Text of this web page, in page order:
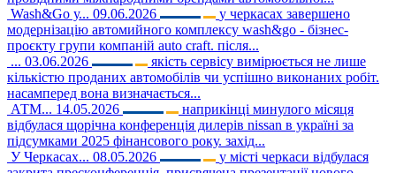
Wash&Go у... 09.06.2026
у черкасах завершено
модернізацію автомийного комплексу wash&go - бізнес-
проєкту групи компаній auto craft. після...
... 03.06.2026
якість сервісу вимірюється не лише
кількістю проданих автомобілів чи успішно виконаних робіт.
насамперед вона визначається...
АТМ... 14.05.2026
наприкінці минулого місяця
відбулася щорічна конференція дилерів nissan в україні за
підсумками 2025 фінансового року. захід...
У Черкасах... 08.05.2026
у місті черкаси відбулася